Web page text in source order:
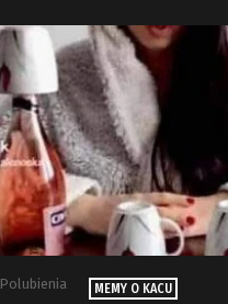
Polubienia MEMY O KACU